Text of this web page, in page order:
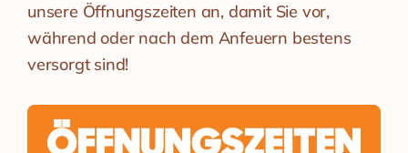
unsere Öffnungszeiten an, damit Sie vor,
während oder nach dem Anfeuern bestens
versorgt sind!